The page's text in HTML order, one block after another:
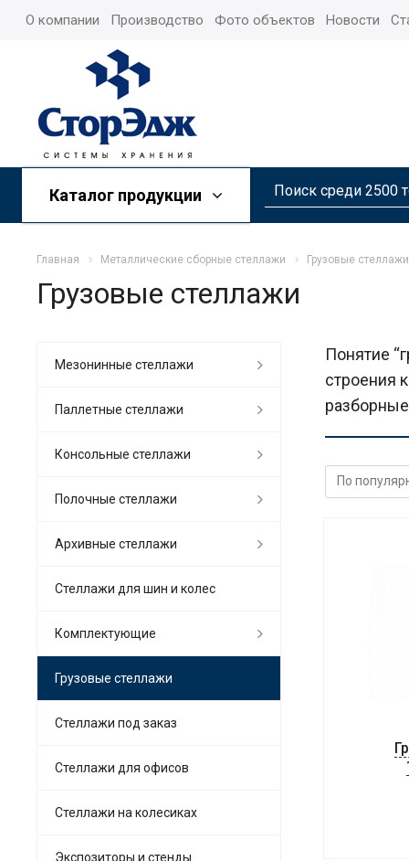
О компании Производство Фото объектов Новости
Каталог продукции
Главная Металлические сборные стеллажи Грузовые стеллажи
Грузовые стеллажи
Понятие
строения
Мезонинные стеллажи
Паллетные стеллажи
Консольные стеллажи
Полочные стеллажи
Архивные стеллажи
Стеллажи для шин и колес
Комплектующие
Грузовые стеллажи
Стеллажи под заказ
Стеллажи для офисов
Cтеллажи на колесиках
Экспозиторы и стенды